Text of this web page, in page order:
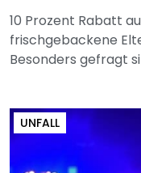
10 Prozent Rabatt
frischgebackene
Besonders gefragt
UNFALL